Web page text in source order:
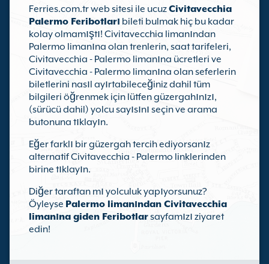
Ferries.com.tr web sitesi ile ucuzCivitavecchia
Palermo Feribotları bileti bulmak hiç bu kadar
kolay olmamıştı! Civitavecchia limanından
Palermo limanına olan trenlerin, saat tarifeleri,
Civitavecchia - Palermo limanına ücretleri ve
Civitavecchia - Palermo limanına olan seferlerin
biletlerini nasıl ayırtabileceğiniz dahil tüm
bilgileri öğrenmek için lütfen güzergahınızı,
(sürücü dahil) yolcu sayısını seçin ve arama
butonuna tıklayın.
Eğer farklı bir güzergah tercih ediyorsanız
alternatif Civitavecchia - Palermo linklerinden
birine tıklayın.
Diğer taraftan mı yolculuk yapıyorsunuz?
Öyleyse Palermo limanından Civitavecchia
limanına giden Feribotlarsayfamızı ziyaret
edin!